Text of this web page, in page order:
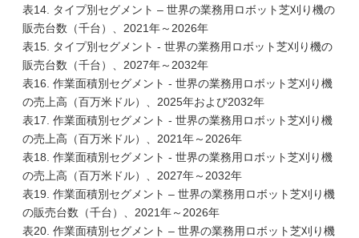
表14. タイプ別セグメント – 世界の業務用ロボット芝刈り機の
販売台数（千台）、2021年～2026年
表15. タイプ別セグメント - 世界の業務用ロボット芝刈り機の
販売台数（千台）、2027年～2032年
表16. 作業面積別セグメント - 世界の業務用ロボット芝刈り機
の売上高（百万米ドル）、2025年および2032年
表17. 作業面積別セグメント - 世界の業務用ロボット芝刈り機
の売上高（百万米ドル）、2021年～2026年
表18. 作業面積別セグメント - 世界の業務用ロボット芝刈り機
の売上高（百万米ドル）、2027年～2032年
表19. 作業面積別セグメント – 世界の業務用ロボット芝刈り機
の販売台数（千台）、2021年～2026年
表20. 作業面積別セグメント – 世界の業務用ロボット芝刈り機